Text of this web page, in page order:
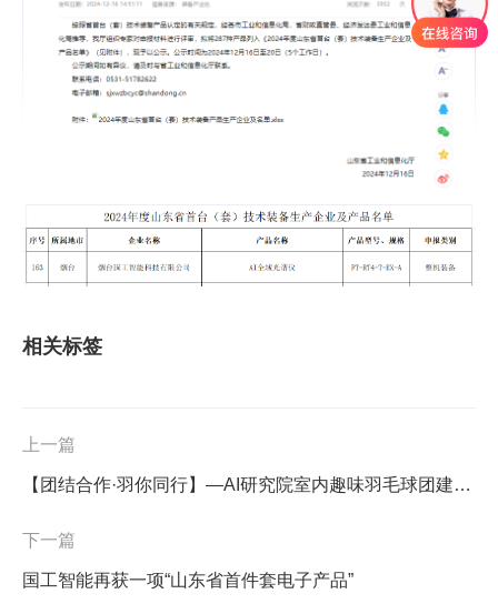
相关标签
上一篇
【团结合作·羽你同行】—AI研究院室内趣味羽毛球团建活动圆满落幕！
下一篇
国工智能再获一项“山东省首件套电子产品”